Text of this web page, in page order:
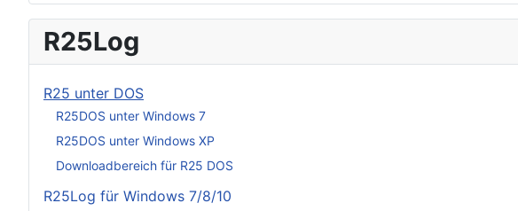
R25Log
R25 unter DOS
R25DOS unter Windows 7
R25DOS unter Windows XP
Downloadbereich für R25 DOS
R25Log für Windows 7/8/10